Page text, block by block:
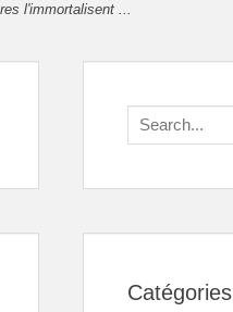
l'immortalisent ...
Search
for:
Catégories